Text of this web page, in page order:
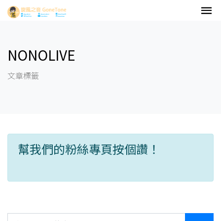
NONOLIVE
文章標籤
幫我們的粉絲專頁按個讚！